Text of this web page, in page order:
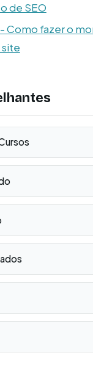
de SEO
Como fazer o
site